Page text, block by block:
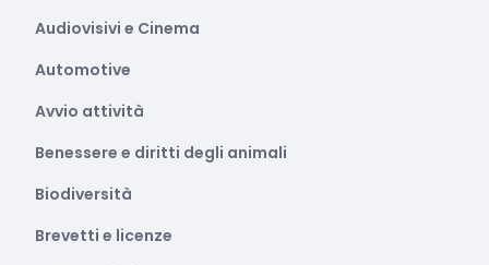
Audiovisivi e Cinema
Automotive
Avvio attività
Benessere e diritti degli animali
Biodiversità
Brevetti e licenze